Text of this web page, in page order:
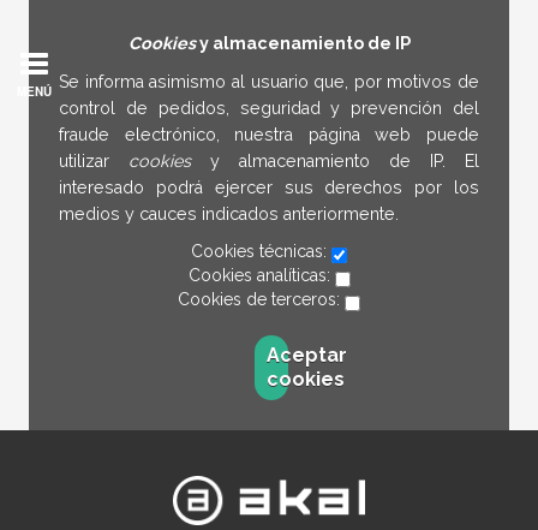
Cookiesy almacenamiento de IP
Se informa asimismo al usuario que, por motivos de
control de pedidos, seguridad y prevención del
fraude electrónico, nuestra página web puede
utilizar cookies y almacenamiento de IP. El
interesado podrá ejercer sus derechos por los
medios y cauces indicados anteriormente.
Cookies técnicas:
Cookies analíticas:
Cookies de terceros:
Aceptar
cookies
MENÚ